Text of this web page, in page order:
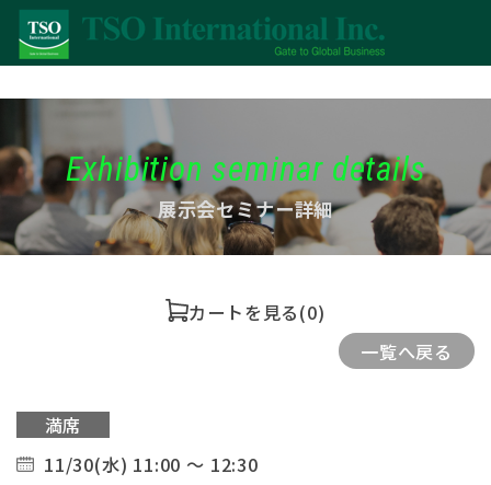
Exhibition seminar details
展示会セミナー詳細
カートを見る(0)
一覧へ戻る
満席
11/30(水) 11:00 ～ 12:30